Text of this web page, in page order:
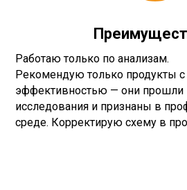
Работаю только по анализам.
Рекомендую только продукты с
эффективностью — они прошли
исследования и признаны в
среде. Корректирую схему в